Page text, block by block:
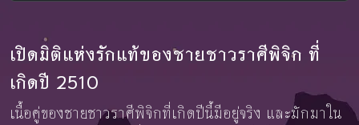
เปิดมิติแห่งรักแท้ของชายชาวราศีพิจิก ที่
เกิดปี 2510
เนื้อคู่ของชายชาวราศีพิจิกที่เกิดปีนี้มีอยู่จริง และมักมาใน